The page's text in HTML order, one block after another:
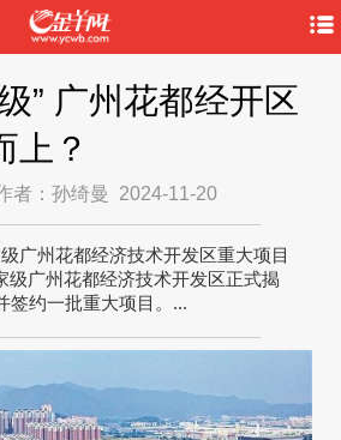
” 广州花都经开区
上？
者：孙绮曼 2024-11-20
广州花都经济技术开发区重大项目
级广州花都经济技术开发区正式揭
签约一批重大项目。...